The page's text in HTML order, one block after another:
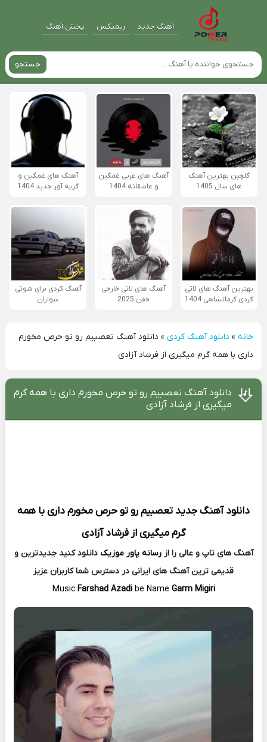
آهنگ جدید ریمیکس پخش آهنگ
جستجو
گلچین بهترین آهنگ
های سال 1405
آهنگ های عربی غمگین
و عاشقانه 1404
آهنگ های غمگین و
گریه آور جدید 1404
بهترین آهنگ های لاتی
کردی کرمانشاهی 1404
آهنگ های لاتی خارجی
خفن 2025
آهنگ کردی برای شوتی
سواران
خانه» دانلود آهنگ کردی » دانلود آهنگ تعصبیم رو تو حرص مخورم
داری با همه گرم میگیری از فرشاد آزادی
دانلود آهنگ تعصبیم رو تو حرص مخورم داری با همه گرم
میگیری از فرشاد آزادی
دانلود آهنگ جدید تعصبیم رو تو حرص مخورم داری با همه
گرم میگیری ازفرشاد آزادی
آهنگ های تاپ و عالی را ازرسانه پاور موزیک دانلود کنید جدیدترین و
قدیمی ترین آهنگ های ایرانی در دسترس شما کاربران عزیز
MusicFarshad Azadi be Name Garm Migiri